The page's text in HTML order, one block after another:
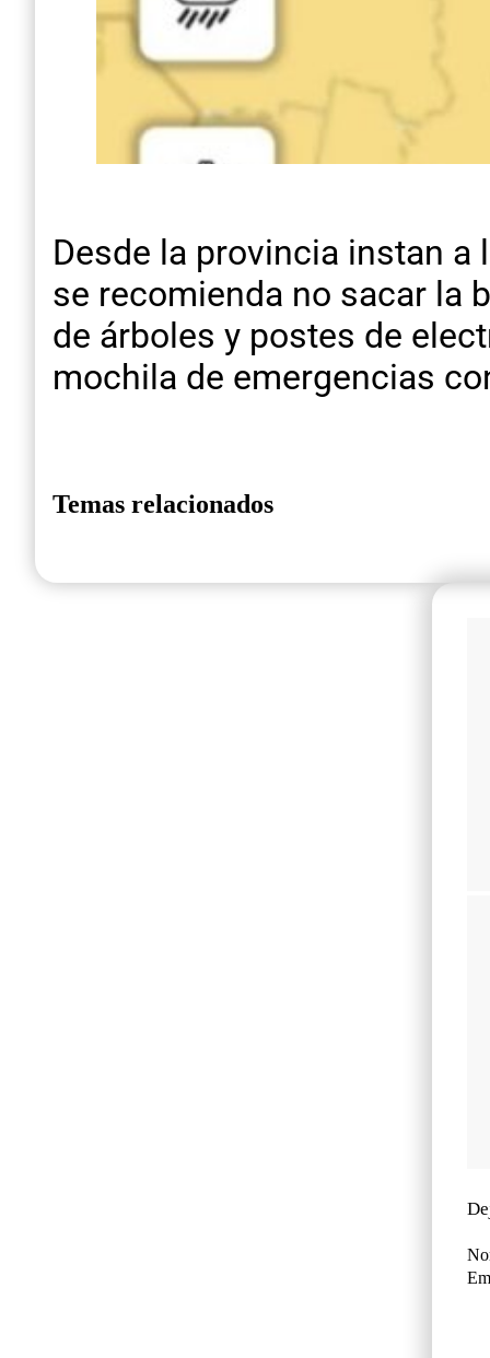
Desde la provincia instan
se recomienda no sacar la
de árboles y postes de
mochila de emergencias
Temas relacionados